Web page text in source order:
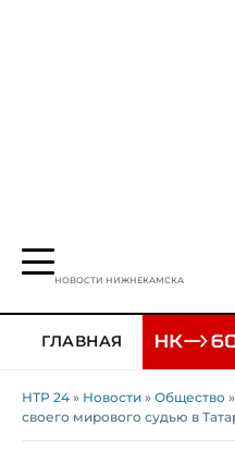
НОВОСТИ НИЖНЕКАМСКА
ГЛАВНАЯ
НТР 24 » Новости » Общество
своего мирового судью в